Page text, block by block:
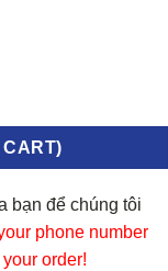
2005 | 93740569 số
CART)
bạn để chúng tôi
phone number
order!